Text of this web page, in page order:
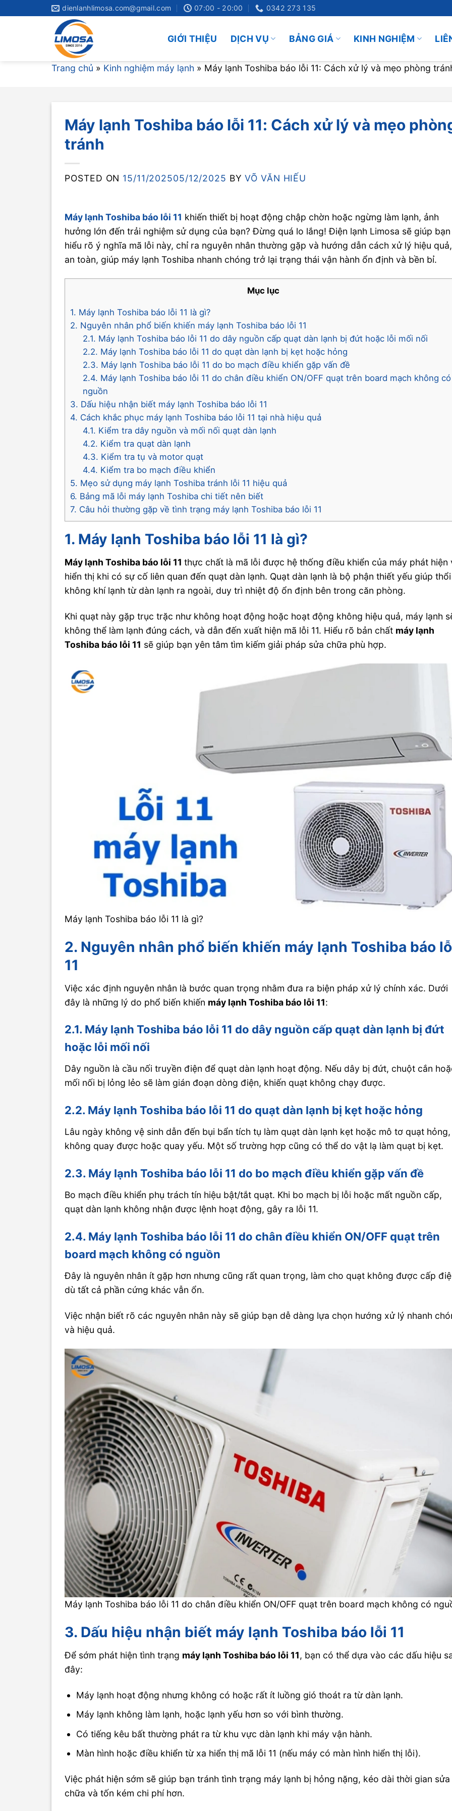
dienlanhlimosa.com@gmail.com 07:00 - 20:00 0342 273 135
GIỚI THIỆU DỊCH VỤ BẢNG GIÁ KINH NGHIỆM
Trang chủ » Kinh nghiệm máy lạnh » Máy lạnh Toshiba báo lỗi 11: Cách xử lý và mẹo phòng
Máy lạnh Toshiba báo lỗi 11: Cách xử lý và mẹo
tránh
POSTED ON 15/11/202505/12/2025 BYVÕ VĂN HIẾU
Máy lạnh Toshiba báo lỗi 11 khiến thiết bị hoạt động chập chờn hoặc ngừng làm lạnh, ảnh
hưởng lớn đến trải nghiệm sử dụng của bạn? Đừng quá lo lắng! Điện lạnh Limosa sẽ giúp bạn
hiểu rõ ý nghĩa mã lỗi này, chỉ ra nguyên nhân thường gặp và hướng dẫn cách xử lý hiệu quả,
an toàn, giúp máy lạnh Toshiba nhanh chóng trở lại trạng thái vận hành ổn định và bền bỉ.
Mục lục
1. Máy lạnh Toshiba báo lỗi 11 là gì?
2. Nguyên nhân phổ biến khiến máy lạnh Toshiba báo lỗi 11
2.1. Máy lạnh Toshiba báo lỗi 11 do dây nguồn cấp quạt dàn lạnh bị đứt hoặc lỗi mối nối
2.2. Máy lạnh Toshiba báo lỗi 11 do quạt dàn lạnh bị kẹt hoặc hỏng
2.3. Máy lạnh Toshiba báo lỗi 11 do bo mạch điều khiển gặp vấn đề
2.4. Máy lạnh Toshiba báo lỗi 11 do chân điều khiển ON/OFF quạt trên board mạch không có
nguồn
3. Dấu hiệu nhận biết máy lạnh Toshiba báo lỗi 11
4. Cách khắc phục máy lạnh Toshiba báo lỗi 11 tại nhà hiệu quả
4.1. Kiểm tra dây nguồn và mối nối quạt dàn lạnh
4.2. Kiểm tra quạt dàn lạnh
4.3. Kiểm tra tụ và motor quạt
4.4. Kiểm tra bo mạch điều khiển
5. Mẹo sử dụng máy lạnh Toshiba tránh lỗi 11 hiệu quả
6. Bảng mã lỗi máy lạnh Toshiba chi tiết nên biết
7. Câu hỏi thường gặp về tình trạng máy lạnh Toshiba báo lỗi 11
1. Máy lạnh Toshiba báo lỗi 11 là gì?
Máy lạnh Toshiba báo lỗi 11thực chất là mã lỗi được hệ thống điều khiển của máy phát hiện
hiển thị khi có sự cố liên quan đến quạt dàn lạnh. Quạt dàn lạnh là bộ phận thiết yếu giúp thổi
không khí lạnh từ dàn lạnh ra ngoài, duy trì nhiệt độ ổn định bên trong căn phòng.
Khi quạt này gặp trục trặc như không hoạt động hoặc hoạt động không hiệu quả, máy lạnh
không thể làm lạnh đúng cách, và dẫn đến xuất hiện mã lỗi 11. Hiểu rõ bản chất máy lạnh
Toshiba báo lỗi 11 sẽ giúp bạn yên tâm tìm kiếm giải pháp sửa chữa phù hợp.
Máy lạnh Toshiba báo lỗi 11 là gì?
2. Nguyên nhân phổ biến khiến máy lạnh Toshiba báo
11
Việc xác định nguyên nhân là bước quan trọng nhằm đưa ra biện pháp xử lý chính xác. Dưới
đây là những lý do phổ biến khiến máy lạnh Toshiba báo lỗi 11:
2.1. Máy lạnh Toshiba báo lỗi 11 do dây nguồn cấp quạt dàn lạnh bị đứt
hoặc lỗi mối nối
Dây nguồn là cầu nối truyền điện để quạt dàn lạnh hoạt động. Nếu dây bị đứt, chuột cắn
mối nối bị lỏng lẻo sẽ làm gián đoạn dòng điện, khiến quạt không chạy được.
2.2. Máy lạnh Toshiba báo lỗi 11 do quạt dàn lạnh bị kẹt hoặc hỏng
Lâu ngày không vệ sinh dẫn đến bụi bẩn tích tụ làm quạt dàn lạnh kẹt hoặc mô tơ quạt hỏng,
không quay được hoặc quay yếu. Một số trường hợp cũng có thể do vật lạ làm quạt bị kẹt.
2.3. Máy lạnh Toshiba báo lỗi 11 do bo mạch điều khiển gặp vấn đề
Bo mạch điều khiển phụ trách tín hiệu bật/tắt quạt. Khi bo mạch bị lỗi hoặc mất nguồn cấp,
quạt dàn lạnh không nhận được lệnh hoạt động, gây ra lỗi 11.
2.4. Máy lạnh Toshiba báo lỗi 11 do chân điều khiển ON/OFF quạt trên
board mạch không có nguồn
Đây là nguyên nhân ít gặp hơn nhưng cũng rất quan trọng, làm cho quạt không được cấp
dù tất cả phần cứng khác vẫn ổn.
Việc nhận biết rõ các nguyên nhân này sẽ giúp bạn dễ dàng lựa chọn hướng xử lý nhanh
và hiệu quả.
Máy lạnh Toshiba báo lỗi 11 do chân điều khiển ON/OFF quạt trên board mạch không có
3. Dấu hiệu nhận biết máy lạnh Toshiba báo lỗi 11
Để sớm phát hiện tình trạng máy lạnh Toshiba báo lỗi 11, bạn có thể dựa vào các dấu hiệu
đây:
Máy lạnh hoạt động nhưng không có hoặc rất ít luồng gió thoát ra từ dàn lạnh.
Máy lạnh không làm lạnh, hoặc lạnh yếu hơn so với bình thường.
Có tiếng kêu bất thường phát ra từ khu vực dàn lạnh khi máy vận hành.
Màn hình hoặc điều khiển từ xa hiển thị mã lỗi 11 (nếu máy có màn hình hiển thị lỗi).
Việc phát hiện sớm sẽ giúp bạn tránh tình trạng máy lạnh bị hỏng nặng, kéo dài thời gian sửa
chữa và tốn kém chi phí hơn.